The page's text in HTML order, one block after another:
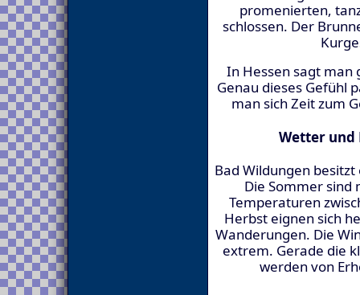
promenierten,
schlossen. Der
In Hessen sagt man
Genau dieses Gefühl
man sich Zeit zum
Wetter und
Bad Wildungen
Die Sommer
Temperaturen
Herbst eignen sich
Wanderungen. Die
extrem. Gerade die
werden von